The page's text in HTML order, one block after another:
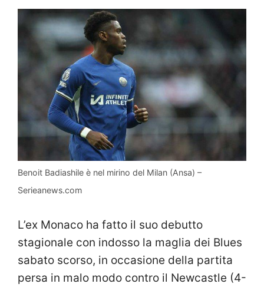
Benoit Badiashile è nel mirino del Milan (Ansa) –
Serieanews.com
L’ex Monaco ha fatto il suo debutto
stagionale con indosso la maglia dei Blues
sabato scorso, in occasione della partita
persa in malo modo contro il Newcastle (4-